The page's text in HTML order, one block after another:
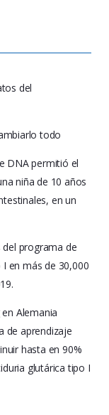
del
todo
DNA permitió el
niña de 10 años
en un
programa de
en más de 30,000
Alemania
de aprendizaje
hasta en 90%
glutárica tipo I